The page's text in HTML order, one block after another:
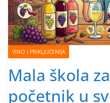
VINO I PRIKLJUČENIJA
Mala škola
početnik u